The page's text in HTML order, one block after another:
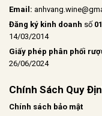
Email:
Đăng ký kinh doanh số
14/03/2014
Giấy phép phân phối
26/06/2024
Chính Sách Quy
Chính sách bảo mật